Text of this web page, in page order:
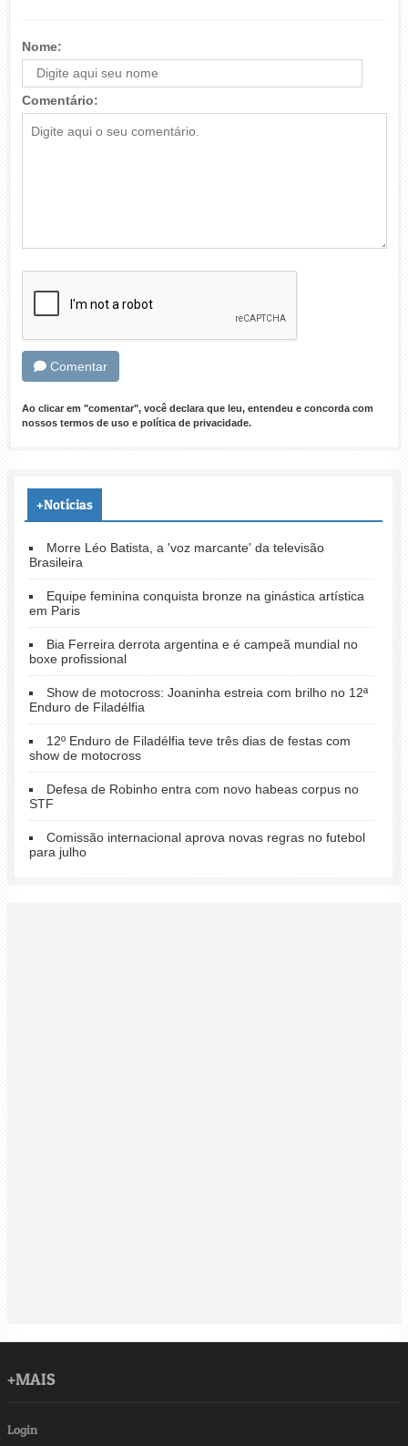
Nome:
Comentário:
Comentar
Ao clicar em "comentar", você declara que leu, entendeu e concorda com
nossos termos de usoe política de privacidade.
+Notícias
Morre Léo Batista, a 'voz marcante' da televisão
Brasileira
Equipe feminina conquista bronze na ginástica artística
em Paris
Bia Ferreira derrota argentina e é campeã mundial no
boxe profissional
Show de motocross: Joaninha estreia com brilho no 12ª
Enduro de Filadélfia
12º Enduro de Filadélfia teve três dias de festas com
show de motocross
Defesa de Robinho entra com novo habeas corpus no
STF
Comissão internacional aprova novas regras no futebol
para julho
+MAIS
Login